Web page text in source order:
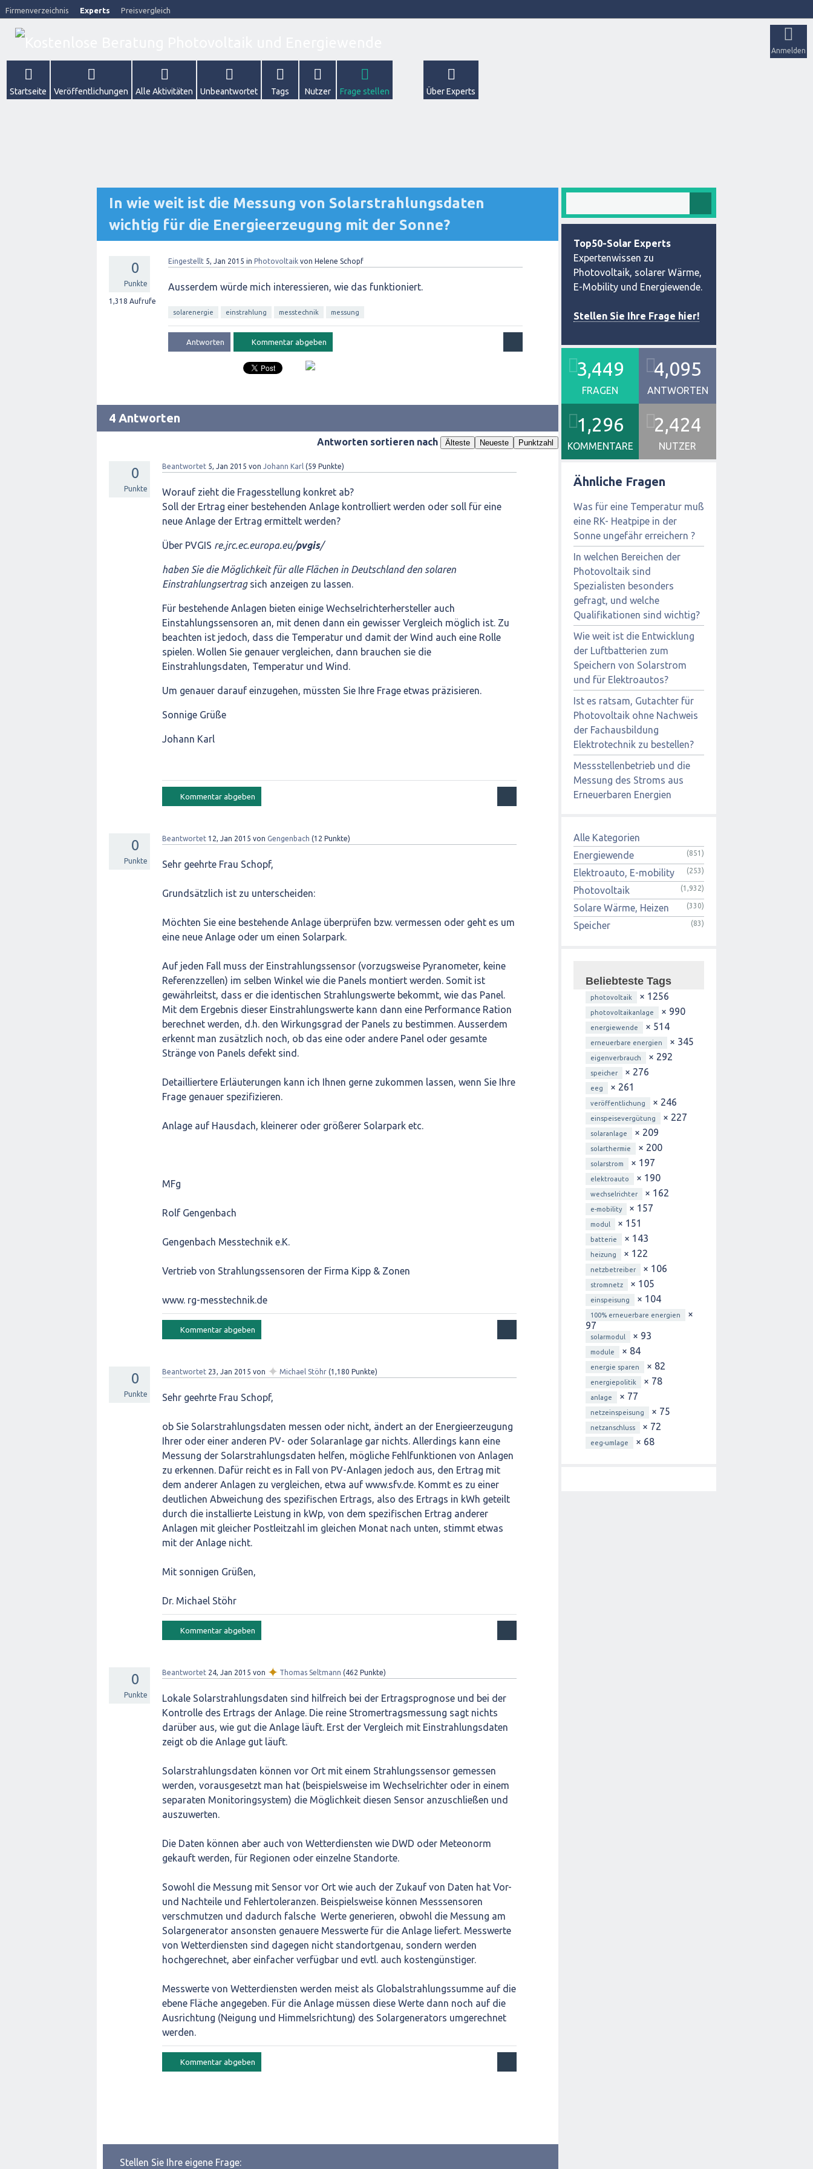
Firmenverzeichnis Experts Preisvergleich
Anmelden
Startseite Veröffentlichungen Alle Aktivitäten Unbeantwortet Tags Nutzer Frage stellen Über Experts
In wie weit ist die Messung von Solarstrahlungsdaten
wichtig für die Energieerzeugung mit der Sonne?
0
Punkte
1,318 Aufrufe
Eingestellt 5, Jan 2015 in Photovoltaik von Helene Schopf
Ausserdem würde mich interessieren, wie das funktioniert.
solarenergie einstrahlung messtechnik messung
4 Antworten
Antworten sortieren nach Älteste Neueste Punktzahl
0
Punkte
Beantwortet 5, Jan 2015 von Johann Karl (59 Punkte)
Worauf zieht die Fragesstellung konkret ab?
Soll der Ertrag einer bestehenden Anlage kontrolliert werden oder soll für eine
neue Anlage der Ertrag ermittelt werden?
Über PVGIS re.jrc.ec.europa.eu/pvgis/
haben Sie die Möglichkeit für alle Flächen in Deutschland den solaren
Einstrahlungsertrag sich anzeigen zu lassen.
Für bestehende Anlagen bieten einige Wechselrichterhersteller auch
Einstahlungssensoren an, mit denen dann ein gewisser Vergleich möglich ist. Zu
beachten ist jedoch, dass die Temperatur und damit der Wind auch eine Rolle
spielen. Wollen Sie genauer vergleichen, dann brauchen sie die
Einstrahlungsdaten, Temperatur und Wind.
Um genauer darauf einzugehen, müssten Sie Ihre Frage etwas präzisieren.
Sonnige Grüße
Johann Karl
0
Punkte
Beantwortet 12, Jan 2015 von Gengenbach (12 Punkte)
Sehr geehrte Frau Schopf,
Grundsätzlich ist zu unterscheiden:
Möchten Sie eine bestehende Anlage überprüfen bzw. vermessen oder geht es um
eine neue Anlage oder um einen Solarpark.
Auf jeden Fall muss der Einstrahlungssensor (vorzugsweise Pyranometer, keine
Referenzzellen) im selben Winkel wie die Panels montiert werden. Somit ist
gewährleitst, dass er die identischen Strahlungswerte bekommt, wie das Panel.
Mit dem Ergebnis dieser Einstrahlungswerte kann dann eine Performance Ration
berechnet werden, d.h. den Wirkungsgrad der Panels zu bestimmen. Ausserdem
erkennt man zusätzlich noch, ob das eine oder andere Panel oder gesamte
Stränge von Panels defekt sind.
Detailliertere Erläuterungen kann ich Ihnen gerne zukommen lassen, wenn Sie Ihre
Frage genauer spezifizieren.
Anlage auf Hausdach, kleinerer oder größerer Solarpark etc.
MFg
Rolf Gengenbach
Gengenbach Messtechnik e.K.
Vertrieb von Strahlungssensoren der Firma Kipp & Zonen
www. rg-messtechnik.de
0
Punkte
Beantwortet 23, Jan 2015 von ✦ Michael Stöhr (1,180 Punkte)
Sehr geehrte Frau Schopf,
ob Sie Solarstrahlungsdaten messen oder nicht, ändert an der Energieerzeugung
Ihrer oder einer anderen PV- oder Solaranlage gar nichts. Allerdings kann eine
Messung der Solarstrahlungsdaten helfen, mögliche Fehlfunktionen von Anlagen
zu erkennen. Dafür reicht es in Fall von PV-Anlagen jedoch aus, den Ertrag mit
dem anderer Anlagen zu vergleichen, etwa auf www.sfv.de. Kommt es zu einer
deutlichen Abweichung des spezifischen Ertrags, also des Ertrags in kWh geteilt
durch die installierte Leistung in kWp, von dem spezifischen Ertrag anderer
Anlagen mit gleicher Postleitzahl im gleichen Monat nach unten, stimmt etwas
mit der Anlage nicht.
Mit sonnigen Grüßen,
Dr. Michael Stöhr
0
Punkte
Beantwortet 24, Jan 2015 von ✦ Thomas Seltmann (462 Punkte)
Lokale Solarstrahlungsdaten sind hilfreich bei der Ertragsprognose und bei der
Kontrolle des Ertrags der Anlage. Die reine Stromertragsmessung sagt nichts
darüber aus, wie gut die Anlage läuft. Erst der Vergleich mit Einstrahlungsdaten
zeigt ob die Anlage gut läuft.
Solarstrahlungsdaten können vor Ort mit einem Strahlungssensor gemessen
werden, vorausgesetzt man hat (beispielsweise im Wechselrichter oder in einem
separaten Monitoringsystem) die Möglichkeit diesen Sensor anzuschließen und
auszuwerten.
Die Daten können aber auch von Wetterdiensten wie DWD oder Meteonorm
gekauft werden, für Regionen oder einzelne Standorte.
Sowohl die Messung mit Sensor vor Ort wie auch der Zukauf von Daten hat Vor-
und Nachteile und Fehlertoleranzen. Beispielsweise können Messsensoren
verschmutzen und dadurch falsche Werte generieren, obwohl die Messung am
Solargenerator ansonsten genauere Messwerte für die Anlage liefert. Messwerte
von Wetterdiensten sind dagegen nicht standortgenau, sondern werden
hochgerechnet, aber einfacher verfügbar und evtl. auch kostengünstiger.
Messwerte von Wetterdiensten werden meist als Globalstrahlungssumme auf die
ebene Fläche angegeben. Für die Anlage müssen diese Werte dann noch auf die
Ausrichtung (Neigung und Himmelsrichtung) des Solargenerators umgerechnet
werden.
Stellen Sie Ihre eigene Frage:
Top50-Solar Experts
Expertenwissen zu
Photovoltaik, solarer Wärme,
E-Mobility und Energiewende.
Stellen Sie Ihre Frage hier!
3,449
FRAGEN
4,095
ANTWORTEN
1,296
KOMMENTARE
2,424
NUTZER
Ähnliche Fragen
Was für eine Temperatur muß
eine RK- Heatpipe in der
Sonne ungefähr erreichern ?
In welchen Bereichen der
Photovoltaik sind
Spezialisten besonders
gefragt, und welche
Qualifikationen sind wichtig?
Wie weit ist die Entwicklung
der Luftbatterien zum
Speichern von Solarstrom
und für Elektroautos?
Ist es ratsam, Gutachter für
Photovoltaik ohne Nachweis
der Fachausbildung
Elektrotechnik zu bestellen?
Messstellenbetrieb und die
Messung des Stroms aus
Erneuerbaren Energien
Alle Kategorien
Energiewende
(851)
Elektroauto, E-mobility (253)
Photovoltaik (1,932)
Solare Wärme, Heizen (330)
Speicher (83)
Beliebteste Tags
photovoltaik × 1256
photovoltaikanlage × 990
energiewende × 514
erneuerbare energien × 345
eigenverbrauch × 292
speicher × 276
eeg × 261
veröffentlichung × 246
einspeisevergütung × 227
solaranlage × 209
solarthermie × 200
solarstrom × 197
elektroauto × 190
wechselrichter × 162
e-mobility × 157
modul × 151
batterie × 143
heizung × 122
netzbetreiber × 106
stromnetz × 105
einspeisung × 104
100% erneuerbare energien
×
97
solarmodul × 93
module × 84
energie sparen × 82
energiepolitik × 78
anlage × 77
netzeinspeisung × 75
netzanschluss × 72
eeg-umlage × 68